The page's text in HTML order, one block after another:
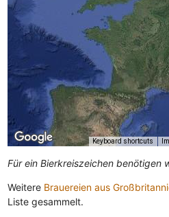
Keyboard shortcuts
Für ein Bierkreiszeichen benötigen
Weitere Brauereien aus
Liste gesammelt.